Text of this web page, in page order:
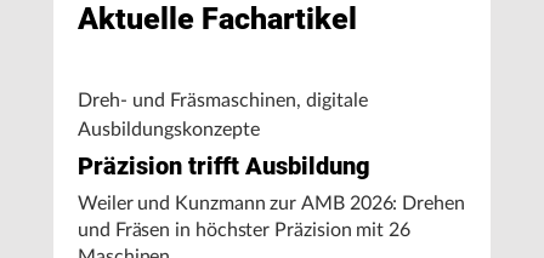
Aktuelle Fachartikel
Dreh- und Fräsmaschinen, digitale
Ausbildungskonzepte
Präzision trifft Ausbildung
Weiler und Kunzmann zur AMB 2026: Drehen
und Fräsen in höchster Präzision mit 26